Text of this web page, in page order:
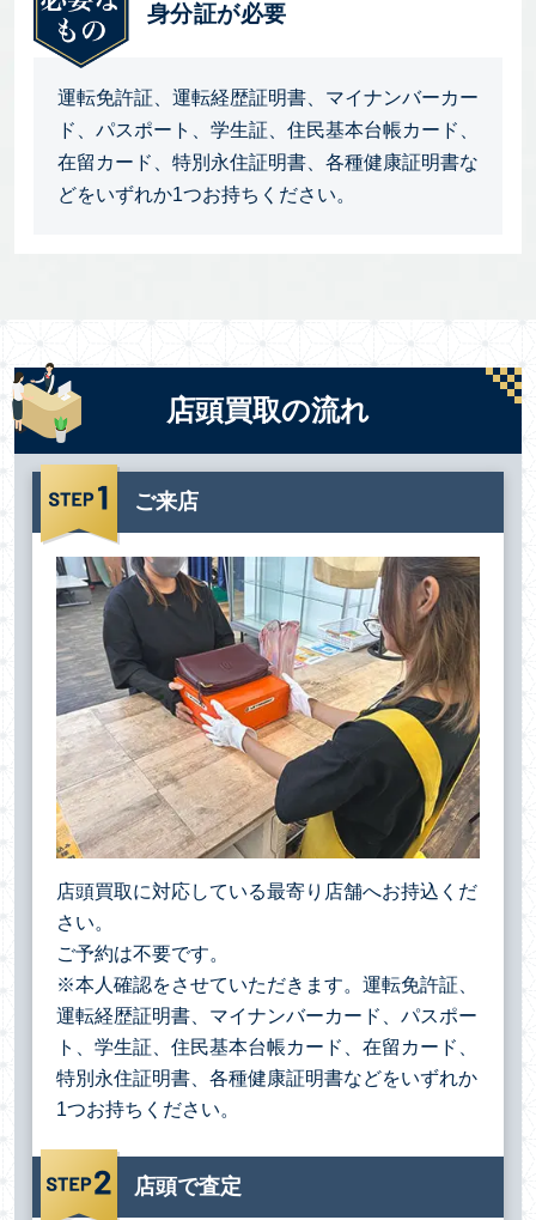
身分証が必要
運転免許証、運転経歴証明書、マイナンバーカー
ド、パスポート、学生証、住民基本台帳カード、
在留カード、特別永住証明書、各種健康証明書な
どをいずれか1つお持ちください。
店頭買取の流れ
ご来店
店頭買取に対応している最寄り店舗へお持込くだ
さい。
ご予約は不要です。
※本人確認をさせていただきます。運転免許証、
運転経歴証明書、マイナンバーカード、パスポー
ト、学生証、住民基本台帳カード、在留カード、
特別永住証明書、各種健康証明書などをいずれか
1つお持ちください。
店頭で査定